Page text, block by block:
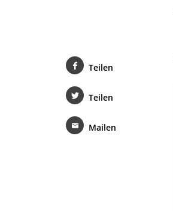
Teilen
Teilen
Mailen